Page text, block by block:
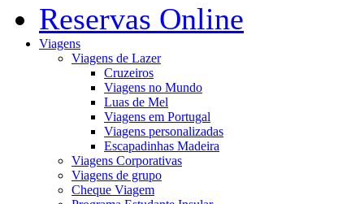
Reservas Online
Viagens
Viagens de Lazer
Cruzeiros
Viagens no Mundo
Luas de Mel
Viagens em Portugal
Viagens personalizadas
Escapadinhas Madeira
Viagens Corporativas
Viagens de grupo
Cheque Viagem